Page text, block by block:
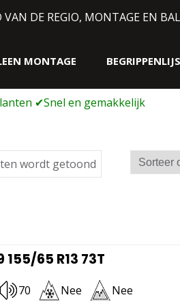
DE REGIO, MONTAGE EN
MONTAGE
wordt getoond Gesorteerd
op
155/65 R13 73T
70 Nee Nee